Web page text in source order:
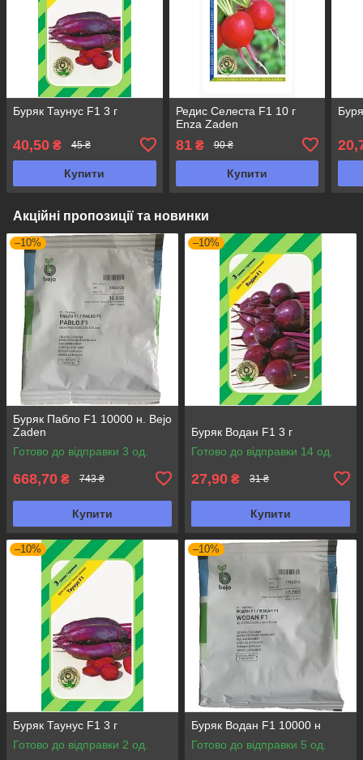
Буряк Таунус F1 3 г
40,50 ₴ 45 ₴
Купити
Редис Селеста F1 10 г
Enza Zaden
81₴ 90 ₴
Купити
Акційні пропозиції та новинки
–10%
Буряк Пабло F1 10000 н. Bejo
Zaden
Готово до відправки 3 од.
668,70 ₴ 743 ₴
Купити
–10%
Буряк Водан F1 3 г
Готово до відправки 14 од.
27,90 ₴ 31 ₴
Купити
–10%
Буряк Таунус F1 3 г
Готово до відправки 2 од.
–10%
Буряк Водан F1 10000 н
Готово до відправки 5 од.